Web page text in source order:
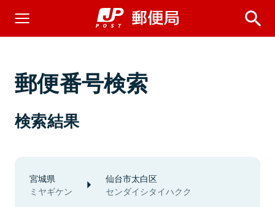
郵便番号検索
検索結果
宮城県
ミヤギケン
仙台市太白区
センダイシタイハクク